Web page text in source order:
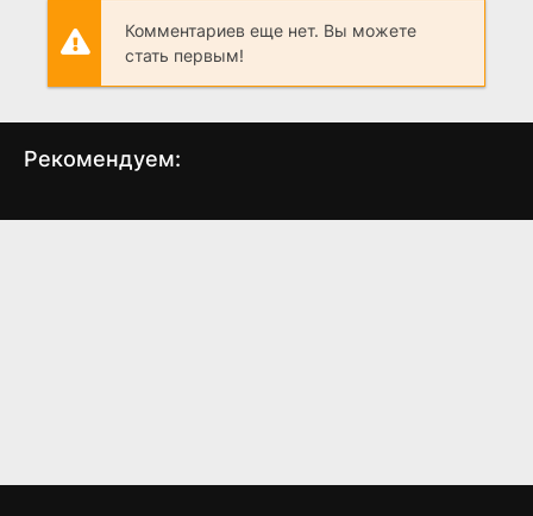
Комментариев еще нет. Вы можете
стать первым!
Рекомендуем:
Посланник Кто будет тебе петь